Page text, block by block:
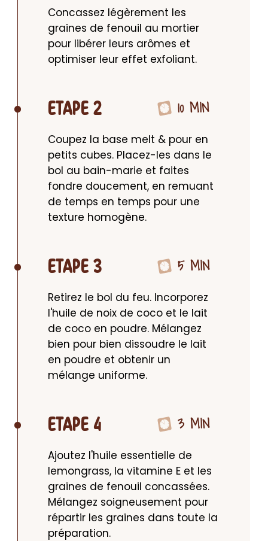
Concassez légèrement les
graines de fenouil au mortier
pour libérer leurs arômes et
optimiser leur effet exfoliant.
ETAPE 2 10 MIN
Coupez la base melt & pour en
petits cubes. Placez-les dans le
bol au bain-marie et faites
fondre doucement, en remuant
de temps en temps pour une
texture homogène.
ETAPE 3 5 MIN
Retirez le bol du feu. Incorporez
l'huile de noix de coco et le lait
de coco en poudre. Mélangez
bien pour bien dissoudre le lait
en poudre et obtenir un
mélange uniforme.
ETAPE 4 3 MIN
Ajoutez l'huile essentielle de
lemongrass, la vitamine E et les
graines de fenouil concassées.
Mélangez soigneusement pour
répartir les graines dans toute la
préparation.